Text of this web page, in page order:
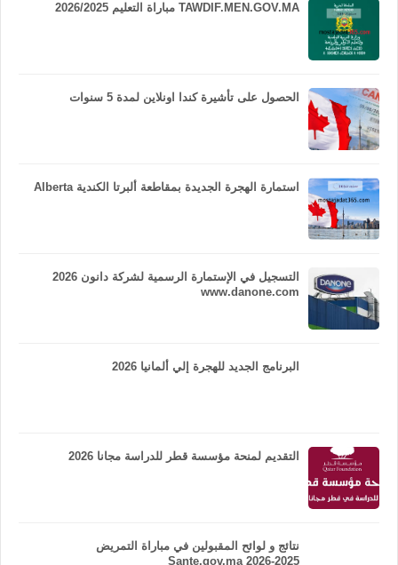
TAWDIF.MEN.GOV.MA مباراة التعليم 2026/2025
الحصول على تأشيرة كندا اونلاين لمدة 5 سنوات
استمارة الهجرة الجديدة بمقاطعة ألبرتا الكندية Alberta
التسجيل في الإستمارة الرسمية لشركة دانون 2026
www.danone.com
البرنامج الجديد للهجرة إلي ألمانيا 2026
التقديم لمنحة مؤسسة قطر للدراسة مجانا 2026
نتائج و لوائح المقبولين في مباراة التمريض
Sante.gov.ma 2026-2025